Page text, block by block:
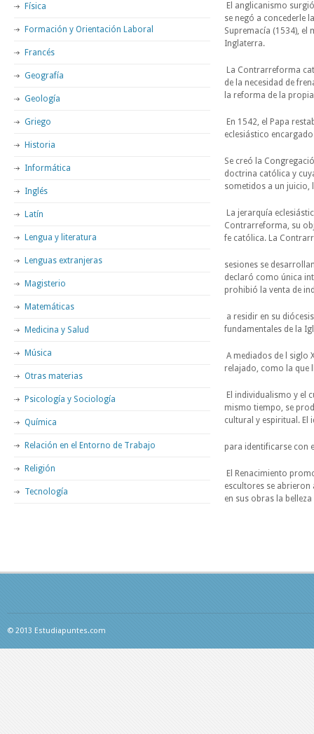
El anglicanismo
se negó a concederle
Supremacía (1534), el
Inglaterra.
La Contrarreforma
de la necesidad de
la reforma de la
En 1542, el Papa
eclesiástico
Se creó la
doctrina católica y
sometidos a un juicio,
La jerarquía
Contrarreforma, su
fe católica. La
sesiones se
declaró como única
prohibió la venta de
a residir en su
fundamentales de la
A mediados de l siglo
relajado, como la que
El individualismo y el
mismo tiempo, se
cultural y espiritual. El
para identificarse con
El Renacimiento
escultores se
en sus obras la
Física
Formación y Orientación Laboral
Francés
Geografía
Geología
Griego
Historia
Informática
Inglés
Latín
Lengua y literatura
Lenguas extranjeras
Magisterio
Matemáticas
Medicina y Salud
Música
Otras materias
Psicología y Sociología
Química
Relación en el Entorno de Trabajo
Religión
Tecnología
© 2013 Estudiapuntes.com